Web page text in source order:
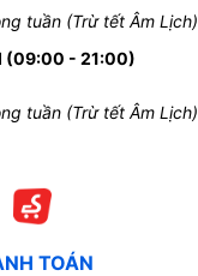
tuần (Trừ tết Âm Lịch)
(09:00 - 21:00)
tuần (Trừ tết Âm Lịch)
TOÁN